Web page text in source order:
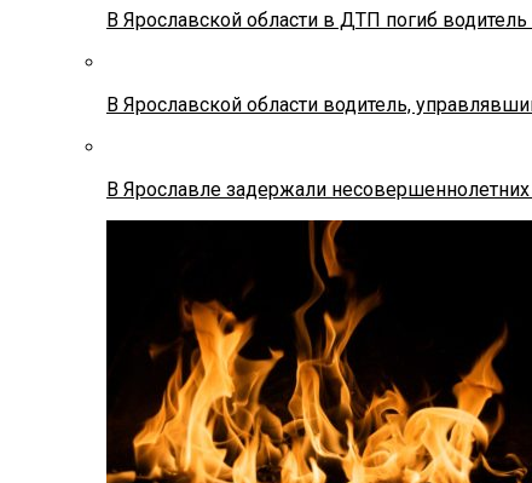
В Ярославской области в ДТП погиб водитель
В Ярославской области водитель,
В Ярославле задержали